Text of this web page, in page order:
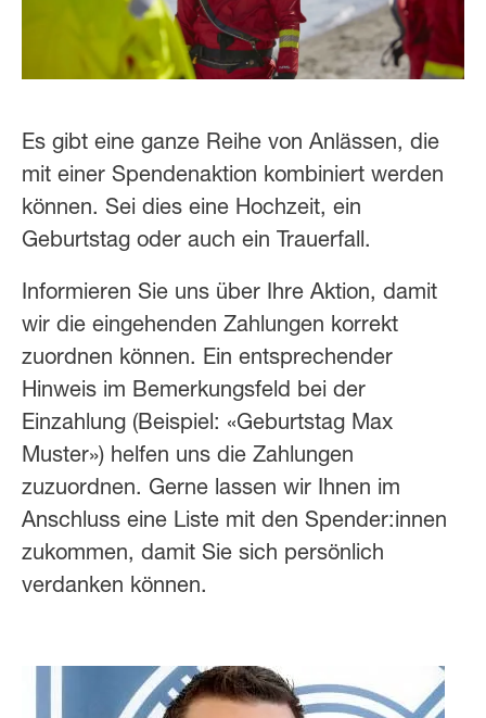
Es gibt eine ganze Reihe von Anlässen, die
mit einer Spendenaktion kombiniert werden
können. Sei dies eine Hochzeit, ein
Geburtstag oder auch ein Trauerfall.
Informieren Sie uns über Ihre Aktion, damit
wir die eingehenden Zahlungen korrekt
zuordnen können. Ein entsprechender
Hinweis im Bemerkungsfeld bei der
Einzahlung (Beispiel: «Geburtstag Max
Muster») helfen uns die Zahlungen
zuzuordnen. Gerne lassen wir Ihnen im
Anschluss eine Liste mit den Spender:innen
zukommen, damit Sie sich persönlich
verdanken können.